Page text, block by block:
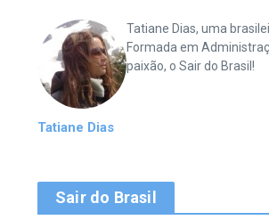
Tatiane Dias
Tatiane Dias, uma
Formada em
paixão, o Sair do Brasil!
Sair do Brasil